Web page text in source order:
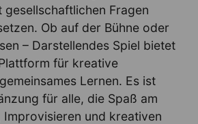
gesellschaftlichen Fragen
Ob auf der Bühne oder
– Darstellendes Spiel bietet
für kreative
Lernen. Es ist
für alle, die Spaß am
Improvisieren und kreativen